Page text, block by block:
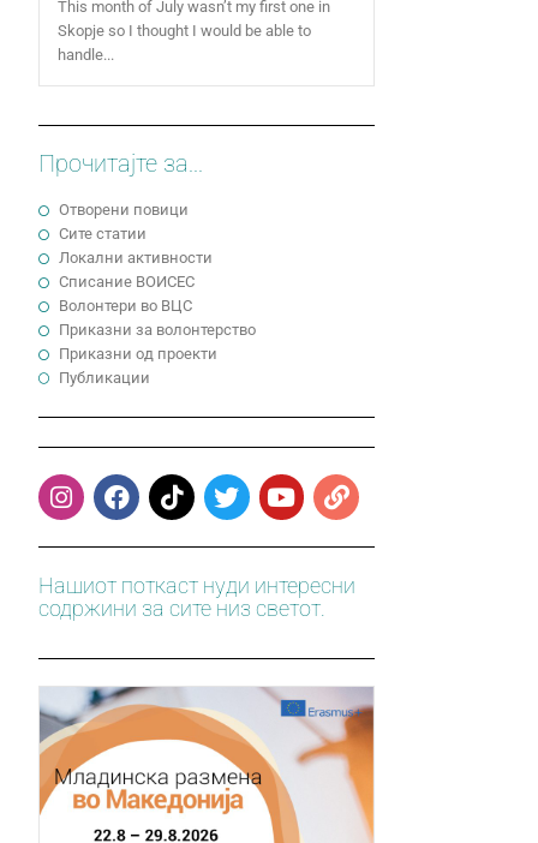
This month of July wasn’t my first one in
Skopje so I thought I would be able to
handle...
Прочитајте за...
Отворени повици
Сите статии
Локални активности
Cписание ВОИСЕС
Волонтери во ВЦС
Приказни за волонтерство
Приказни од проекти
Публикации
Нашиот поткаст нуди интересни
содржини за сите низ светот.